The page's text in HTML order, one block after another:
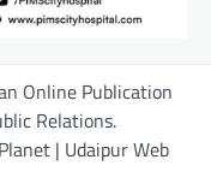
Online Publication
Relations.
| Udaipur Web